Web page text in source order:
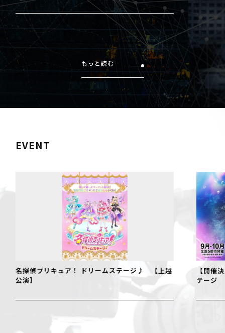
もっと読む
EVENT
名探偵プリキュア！ ドリームステージ♪ 【上越
公演】
【開催
テージ